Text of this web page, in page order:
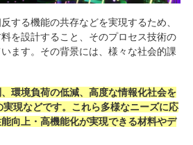
する機能の共存などを実現するため、
を設計すること、そのプロセス技術の
ます。その背景には、様々な社会的課
環境負荷の低減、高度な情報化社会を
現などです。これら多様なニーズに応
向上・高機能化が実現できる材料やデ